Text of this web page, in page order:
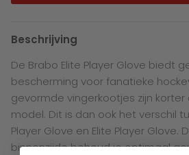
Beschrijving
De Brabo Elite Player Glove biedt
bescherming voor fanatieke
gevormde vingerkootjes zijn korter
model. Dit is dan ook het verschil
Player Glove en Elite Player Glove.
binnenzijde behoud je optimaal